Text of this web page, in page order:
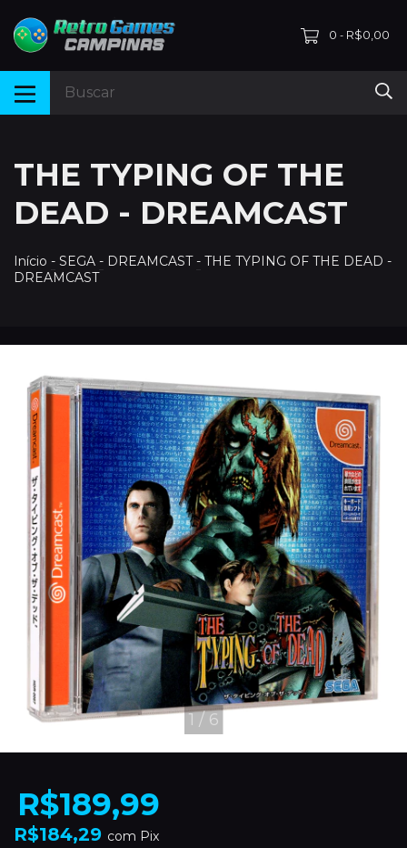
0 - R$0,00
THE TYPING OF THE
DEAD - DREAMCAST
Início - SEGA - DREAMCAST - THE TYPING OF THE DEAD -
DREAMCAST
1 / 6
R$189,99
R$184,29 com Pix